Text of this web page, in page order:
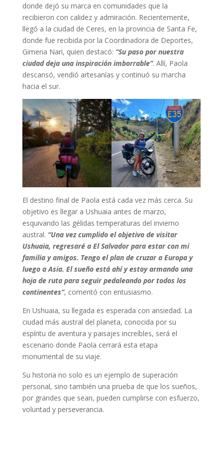
donde dejó su marca en comunidades que la
recibieron con calidez y admiración. Recientemente,
llegó a la ciudad de Ceres, en la provincia de Santa Fe,
donde fue recibida por la Coordinadora de Deportes,
Gimena Nari, quien destacó: “Su paso por nuestra
ciudad deja una inspiración imborrable”. Allí, Paola
descansó, vendió artesanías y continuó su marcha
hacia el sur.
El destino final de Paola está cada vez más cerca. Su
objetivo es llegar a Ushuaia antes de marzo,
esquivando las gélidas temperaturas del invierno
austral. “Una vez cumplido el objetivo de visitar
Ushuaia, regresaré a El Salvador para estar con mi
familia y amigos. Tengo el plan de cruzar a Europa y
luego a Asia. El sueño está ahí y estoy armando una
hoja de ruta para seguir pedaleando por todos los
continentes”, comentó con entusiasmo.
En Ushuaia, su llegada es esperada con ansiedad. La
ciudad más austral del planeta, conocida por su
espíritu de aventura y paisajes increíbles, será el
escenario donde Paola cerrará esta etapa
monumental de su viaje.
Su historia no solo es un ejemplo de superación
personal, sino también una prueba de que los sueños,
por grandes que sean, pueden cumplirse con esfuerzo,
voluntad y perseverancia.